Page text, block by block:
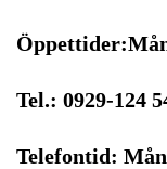
Tel.: 0929-124
Telefontid: